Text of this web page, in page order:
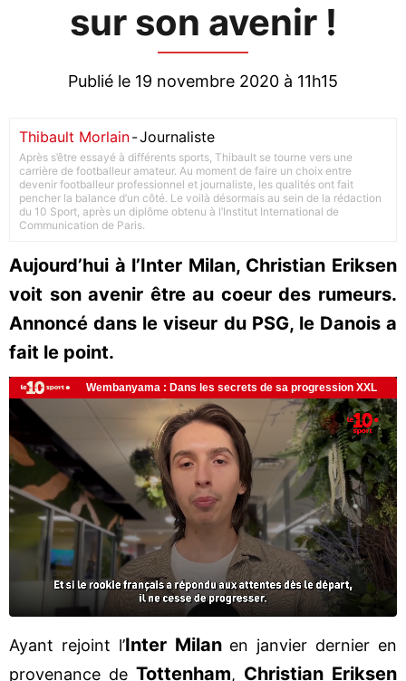
sur son avenir !
Publié le 19 novembre 2020 à 11h15
Thibault Morlain-Journaliste
Après s’être essayé à différents sports, Thibault se tourne vers une
carrière de footballeur amateur. Au moment de faire un choix entre
devenir footballeur professionnel et journaliste, les qualités ont fait
pencher la balance d’un côté. Le voilà désormais au sein de la rédaction
du 10 Sport, après un diplôme obtenu à l’Institut International de
Communication de Paris.
Aujourd’hui à l’Inter Milan, Christian Eriksen
voit son avenir être au coeur des rumeurs.
Annoncé dans le viseur du PSG, le Danois a
fait le point.
Ayant rejoint l’Inter Milanen janvier dernier en
provenance de Tottenham, Christian Eriksen